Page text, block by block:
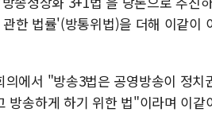
한 법률'(방통위법)을 더해 이같이
에서 "방송3법은 공영방송이 정치
방송하게 하기 위한 법"이라며 이같